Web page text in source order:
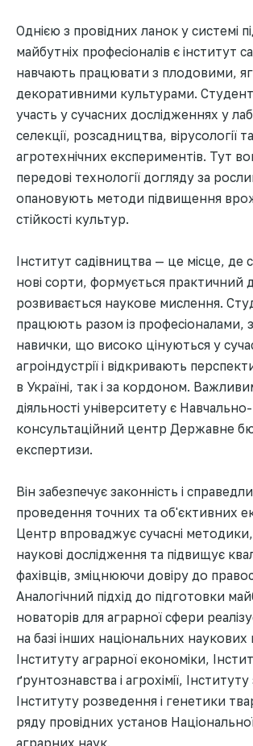
Однією з провідних ланок у системі
майбутніх професіоналів є інститут
навчають працювати з плодовими,
декоративними культурами.
участь у сучасних дослідженнях у
селекції, розсадництва, вірусології та
агротехнічних експериментів. Тут
передові технології догляду за
опановують методи підвищення
стійкості культур.
Інститут садівництва — це місце, де
нові сорти, формується практичний
розвивається наукове мислення.
працюють разом із професіоналами,
навички, що високо цінуються у
агроіндустрії і відкривають
в Україні, так і за кордоном.
діяльності університету є
консультаційний центр Державне
експертизи.
Він забезпечує законність і
проведення точних та об'єктивних
Центр впроваджує сучасні
наукові дослідження та підвищує
фахівців, зміцнюючи довіру до
Аналогічний підхід до підготовки
новаторів для аграрної сфери
на базі інших національних наукових
Інституту аграрної економіки,
ґрунтознавства і агрохімії,
Інституту розведення і генетики
ряду провідних установ Національної
аграрних наук.